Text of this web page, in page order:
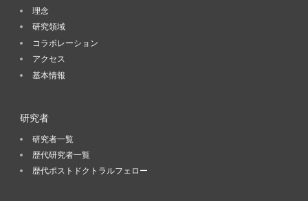
理念
研究領域
コラボレーション
アクセス
基本情報
研究者
研究者一覧
歴代研究者一覧
歴代ポストドクトラルフェロー